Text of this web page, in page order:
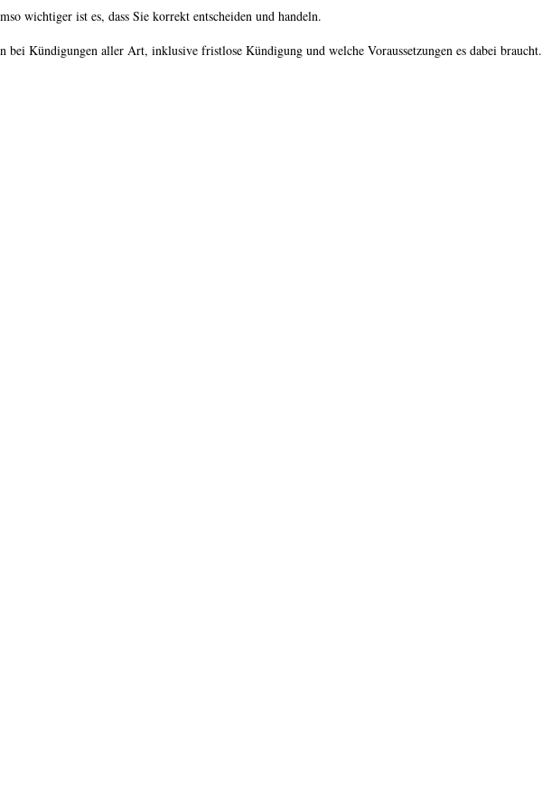
wichtiger ist es, dass Sie korrekt entscheiden und handeln.
Kündigungen aller Art, inklusive fristlose Kündigung und welche Voraussetzungen es dabei braucht.